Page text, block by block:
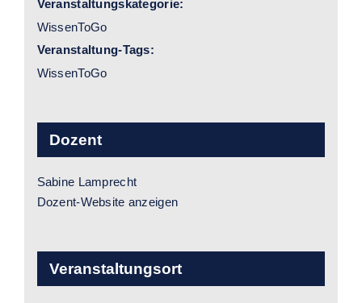
Veranstaltungskategorie:
WissenToGo
Veranstaltung-Tags:
WissenToGo
Veranstaltungsort
Dozent
Sabine Lamprecht
Dozent-Website anzeigen